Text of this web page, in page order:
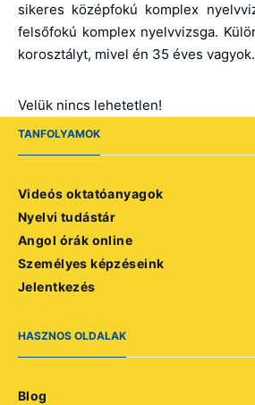
sikeres középfokú komplex
felsőfokú komplex nyelvvizsga.
korosztályt, mivel én 35 éves vagyok.
Velük nincs lehetetlen!
TANFOLYAMOK
Videós oktatóanyagok
Nyelvi tudástár
Angol órák online
Személyes képzéseink
Jelentkezés
HASZNOS OLDALAK
Blog